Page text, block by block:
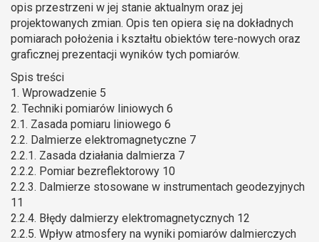
opis przestrzeni w jej stanie aktualnym oraz jej
projektowanych zmian. Opis ten opiera się na dokładnych
pomiarach położenia i kształtu obiektów tere-nowych oraz
graficznej prezentacji wyników tych pomiarów.
Spis treści
1. Wprowadzenie 5
2. Techniki pomiarów liniowych 6
2.1. Zasada pomiaru liniowego 6
2.2. Dalmierze elektromagnetyczne 7
2.2.1. Zasada działania dalmierza 7
2.2.2. Pomiar bezreflektorowy 10
2.2.3. Dalmierze stosowane w instrumentach geodezyjnych
11
2.2.4. Błędy dalmierzy elektromagnetycznych 12
2.2.5. Wpływ atmosfery na wyniki pomiarów dalmierczych